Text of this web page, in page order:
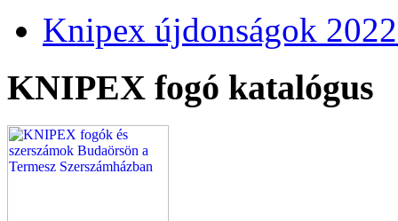
Knipex újdonságok
KNIPEX fogó katalógus